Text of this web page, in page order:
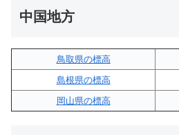
中国地方
鳥取県の標高
島根県の標高
岡山県の標高